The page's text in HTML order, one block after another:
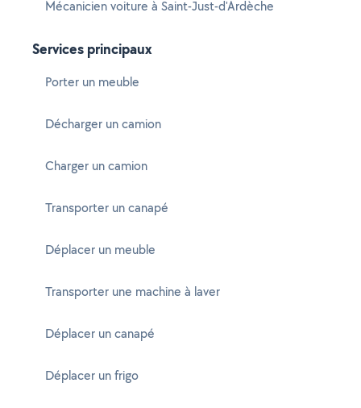
Mécanicien voiture à Saint-Just-d'Ardèche
Services principaux
Porter un meuble
Décharger un camion
Charger un camion
Transporter un canapé
Déplacer un meuble
Transporter une machine à laver
Déplacer un canapé
Déplacer un frigo